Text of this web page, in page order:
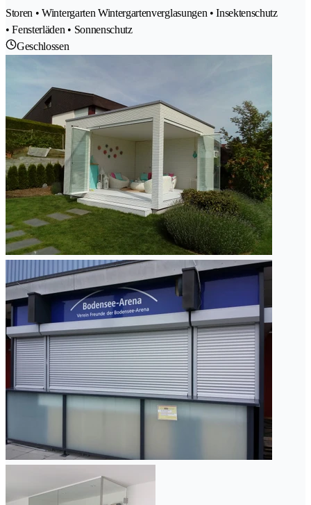
Storen • Wintergarten Wintergartenverglasungen • Insektenschutz
• Fensterläden • Sonnenschutz
Geschlossen